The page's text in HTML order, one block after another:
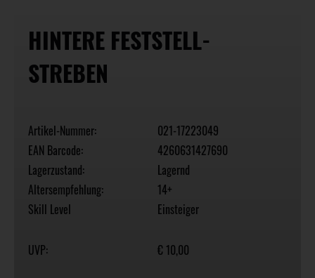
HINTERE FESTSTELL-
STREBEN
Artikel-Nummer:
021-17223049
EAN Barcode:
4260631427690
Lagerzustand:
Lagernd
Altersempfehlung:
14+
Skill Level
Einsteiger
UVP: € 10,00